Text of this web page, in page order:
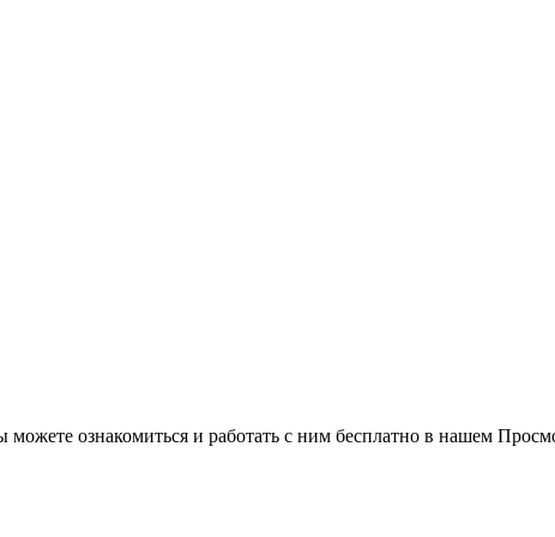
ознакомиться и работать с ним бесплатно в нашем